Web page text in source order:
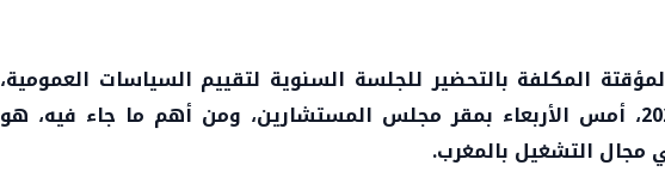
المكلفة بالتحضير للجلسة السنوية لتقييم السياسات العمومية،
، ومن أهم ما جاء فيه، هو
مجال التشغيل بالمغرب.